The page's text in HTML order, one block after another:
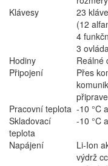
Klávesy
23
(12
4
3
Hodiny
Reálné
Připojení
Přes
Pracovní teplota -10 °C
Skladovací
teplota
-10 °C
Napájení
Li-Ion
výdrž